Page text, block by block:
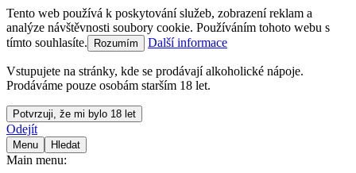
Tento web používá k poskytování služeb, zobrazení reklam a
analýze návštěvnosti soubory cookie. Používáním tohoto webu s
tímto souhlasíte.
Rozumím Další informace
Vstupujete na stránky, kde se prodávají alkoholické nápoje.
Prodáváme pouze osobám starším 18 let.
Potvrzuji, že mi bylo 18 let
Odejít
Menu Hledat
Main menu: